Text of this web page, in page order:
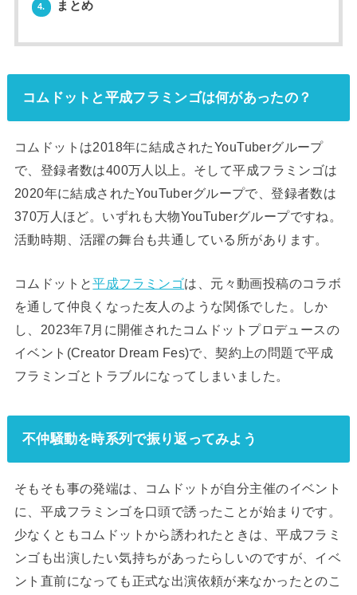
4. まとめ
コムドットと平成フラミンゴは何があったの？
コムドットは2018年に結成されたYouTuberグループ
で、登録者数は400万人以上。そして平成フラミンゴは
2020年に結成されたYouTuberグループで、登録者数は
370万人ほど。いずれも大物YouTuberグループですね。
活動時期、活躍の舞台も共通している所があります。
コムドットと平成フラミンゴは、元々動画投稿のコラボ
を通して仲良くなった友人のような関係でした。しか
し、2023年7月に開催されたコムドットプロデュースの
イベント(Creator Dream Fes)で、契約上の問題で平成
フラミンゴとトラブルになってしまいました。
不仲騒動を時系列で振り返ってみよう
そもそも事の発端は、コムドットが自分主催のイベント
に、平成フラミンゴを口頭で誘ったことが始まりです。
少なくともコムドットから誘われたときは、平成フラミ
ンゴも出演したい気持ちがあったらしいのですが、イベ
ント直前になっても正式な出演依頼が来なかったとのこ